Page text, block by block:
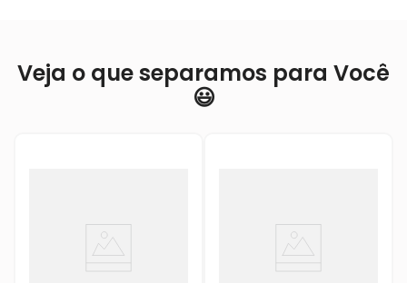
Veja o que separamos para Você
😃